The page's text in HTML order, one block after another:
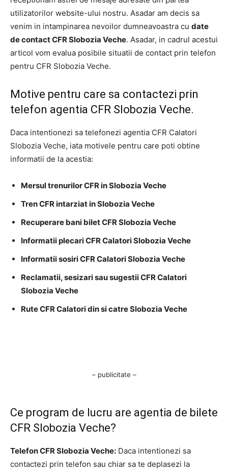
utilizatorilor website-ului nostru. Asadar am decis sa
venim in intampinarea nevoilor dumneavoastra cu date
de contact CFR Slobozia Veche. Asadar, in cadrul acestui
articol vom evalua posibile situatii de contact prin telefon
pentru CFR Slobozia Veche.
Motive pentru care sa contactezi prin
telefon agentia CFR Slobozia Veche.
Daca intentionezi sa telefonezi agentia CFR Calatori
Slobozia Veche, iata motivele pentru care poti obtine
informatii de la acestia:
Mersul trenurilor CFR in Slobozia Veche
Tren CFR intarziat in Slobozia Veche
Recuperare bani bilet CFR Slobozia Veche
Informatii plecari CFR Calatori Slobozia Veche
Informatii sosiri CFR Calatori Slobozia Veche
Reclamatii, sesizari sau sugestii CFR Calatori
Slobozia Veche
Rute CFR Calatori din si catre Slobozia Veche
– publicitate –
Ce program de lucru are agentia de bilete
CFR Slobozia Veche?
Telefon CFR Slobozia Veche: Daca intentionezi sa
contactezi prin telefon sau chiar sa te deplasezi la